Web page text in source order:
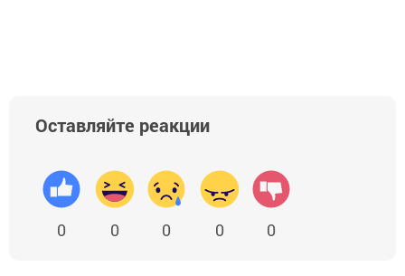
Оставляйте реакции
0 0 0 0 0